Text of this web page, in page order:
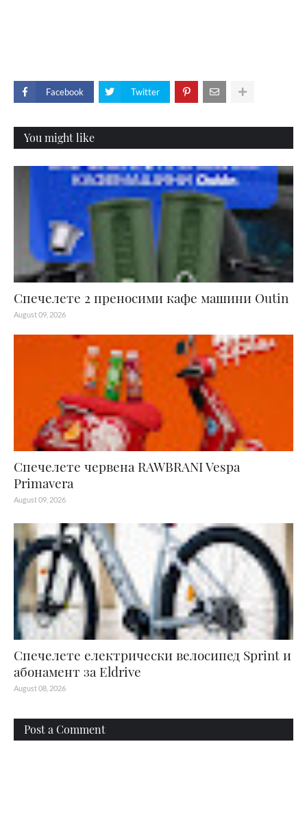
Facebook Twitter
You might like
Спечелете 2 преносими кафе машини Outin
August 09, 2026
Спечелете червена RAWBRANI Vespa
Primavera
August 09, 2026
Спечелете електрически велосипед Sprint и
абонамент за Eldrive
August 08, 2026
Post a Comment